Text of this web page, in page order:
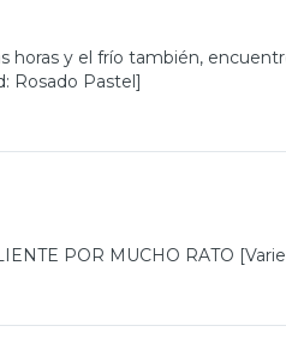
y el frío también,
Rosado Pastel]
POR MUCHO RATO